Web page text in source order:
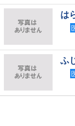
は
ふ